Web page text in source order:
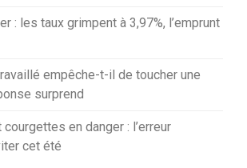
: les taux grimpent à 3,97%, l’emprunt
empêche-t-il de toucher une
surprend
en danger : l’erreur
cet été